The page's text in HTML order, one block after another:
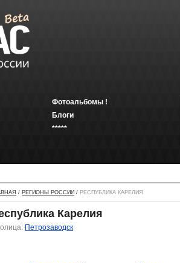
Фотоальбомы !
Блоги
*****
/ РЕГИОНЫ РОССИИ / РЕСПУБЛИКА КАРЕЛИЯ
Карелия
Петрозаводск